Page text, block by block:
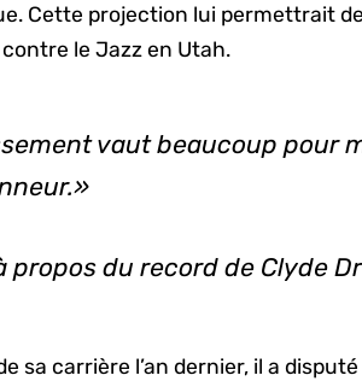
Cette projection lui permettrait
le Jazz en Utah.
vaut beaucoup pour
propos du record de Clyde
sa carrière l’an dernier, il a